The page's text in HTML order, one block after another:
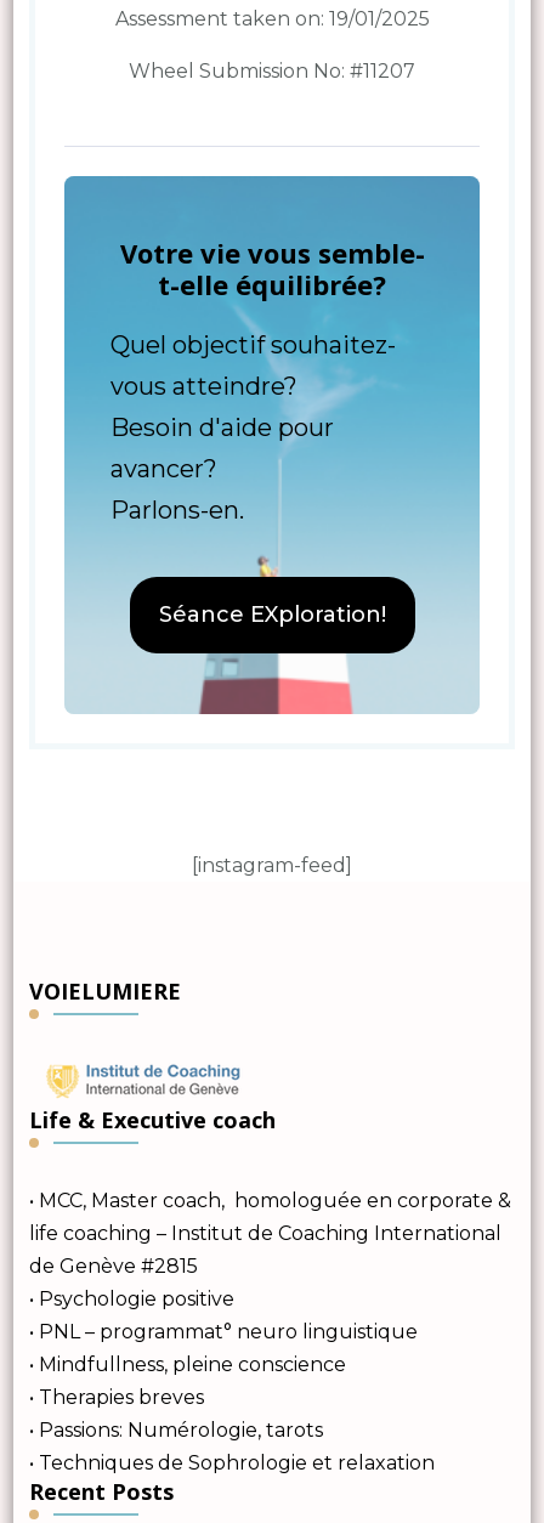
Assessment taken on: 19/01/2025
Wheel Submission No: #11207
Votre vie vous semble-
t-elle équilibrée?
Quel objectif souhaitez-
vous atteindre?
Besoin d'aide pour
avancer?
Parlons-en.
Séance EXploration!
[instagram-feed]
VOIELUMIERE
Life & Executive coach
• MCC, Master coach, homologuée en corporate &
life coaching – Institut de Coaching International
de Genève #2815
• Psychologie positive
• PNL – programmat° neuro linguistique
• Mindfullness, pleine conscience
• Therapies breves
• Passions: Numérologie, tarots
• Techniques de Sophrologie et relaxation
Recent Posts